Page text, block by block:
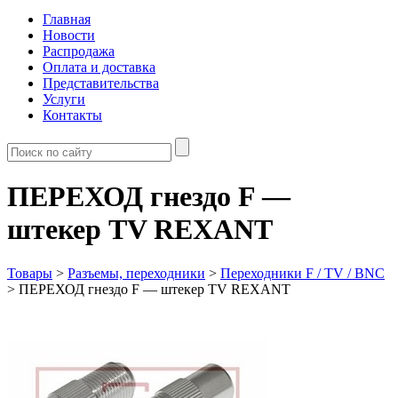
Главная
Новости
Распродажа
Оплата и доставка
Представительства
Услуги
Контакты
ПЕРЕХОД гнездо F —
штекер TV REXANT
Товары > Разъемы, переходники > Переходники F / TV / BNC
> ПЕРЕХОД гнездо F — штекер TV REXANT